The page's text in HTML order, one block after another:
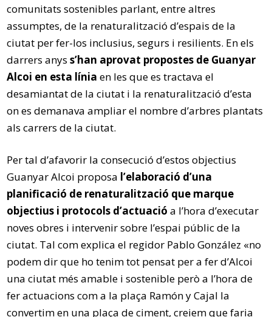
comunitats sostenibles parlant, entre altres
assumptes, de la renaturalització d’espais de la
ciutat per fer-los inclusius, segurs i resilients. En els
darrers anyss’han aprovat propostes de Guanyar
Alcoi en esta línia en les que es tractava el
desamiantat de la ciutat i la renaturalització d’esta
on es demanava ampliar el nombre d’arbres plantats
als carrers de la ciutat.
Per tal d’afavorir la consecució d’estos objectius
Guanyar Alcoi proposa l’elaboració d’una
planificació de renaturalització que marque
objectius i protocols d’actuació a l’hora d’executar
noves obres i intervenir sobre l’espai públic de la
ciutat. Tal com explica el regidor Pablo González «no
podem dir que ho tenim tot pensat per a fer d’Alcoi
una ciutat més amable i sostenible però a l’hora de
fer actuacions com a la plaça Ramón y Cajal la
convertim en una plaça de ciment, creiem que faria